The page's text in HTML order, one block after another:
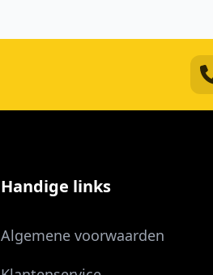
Handige links
Algemene voorwaarden